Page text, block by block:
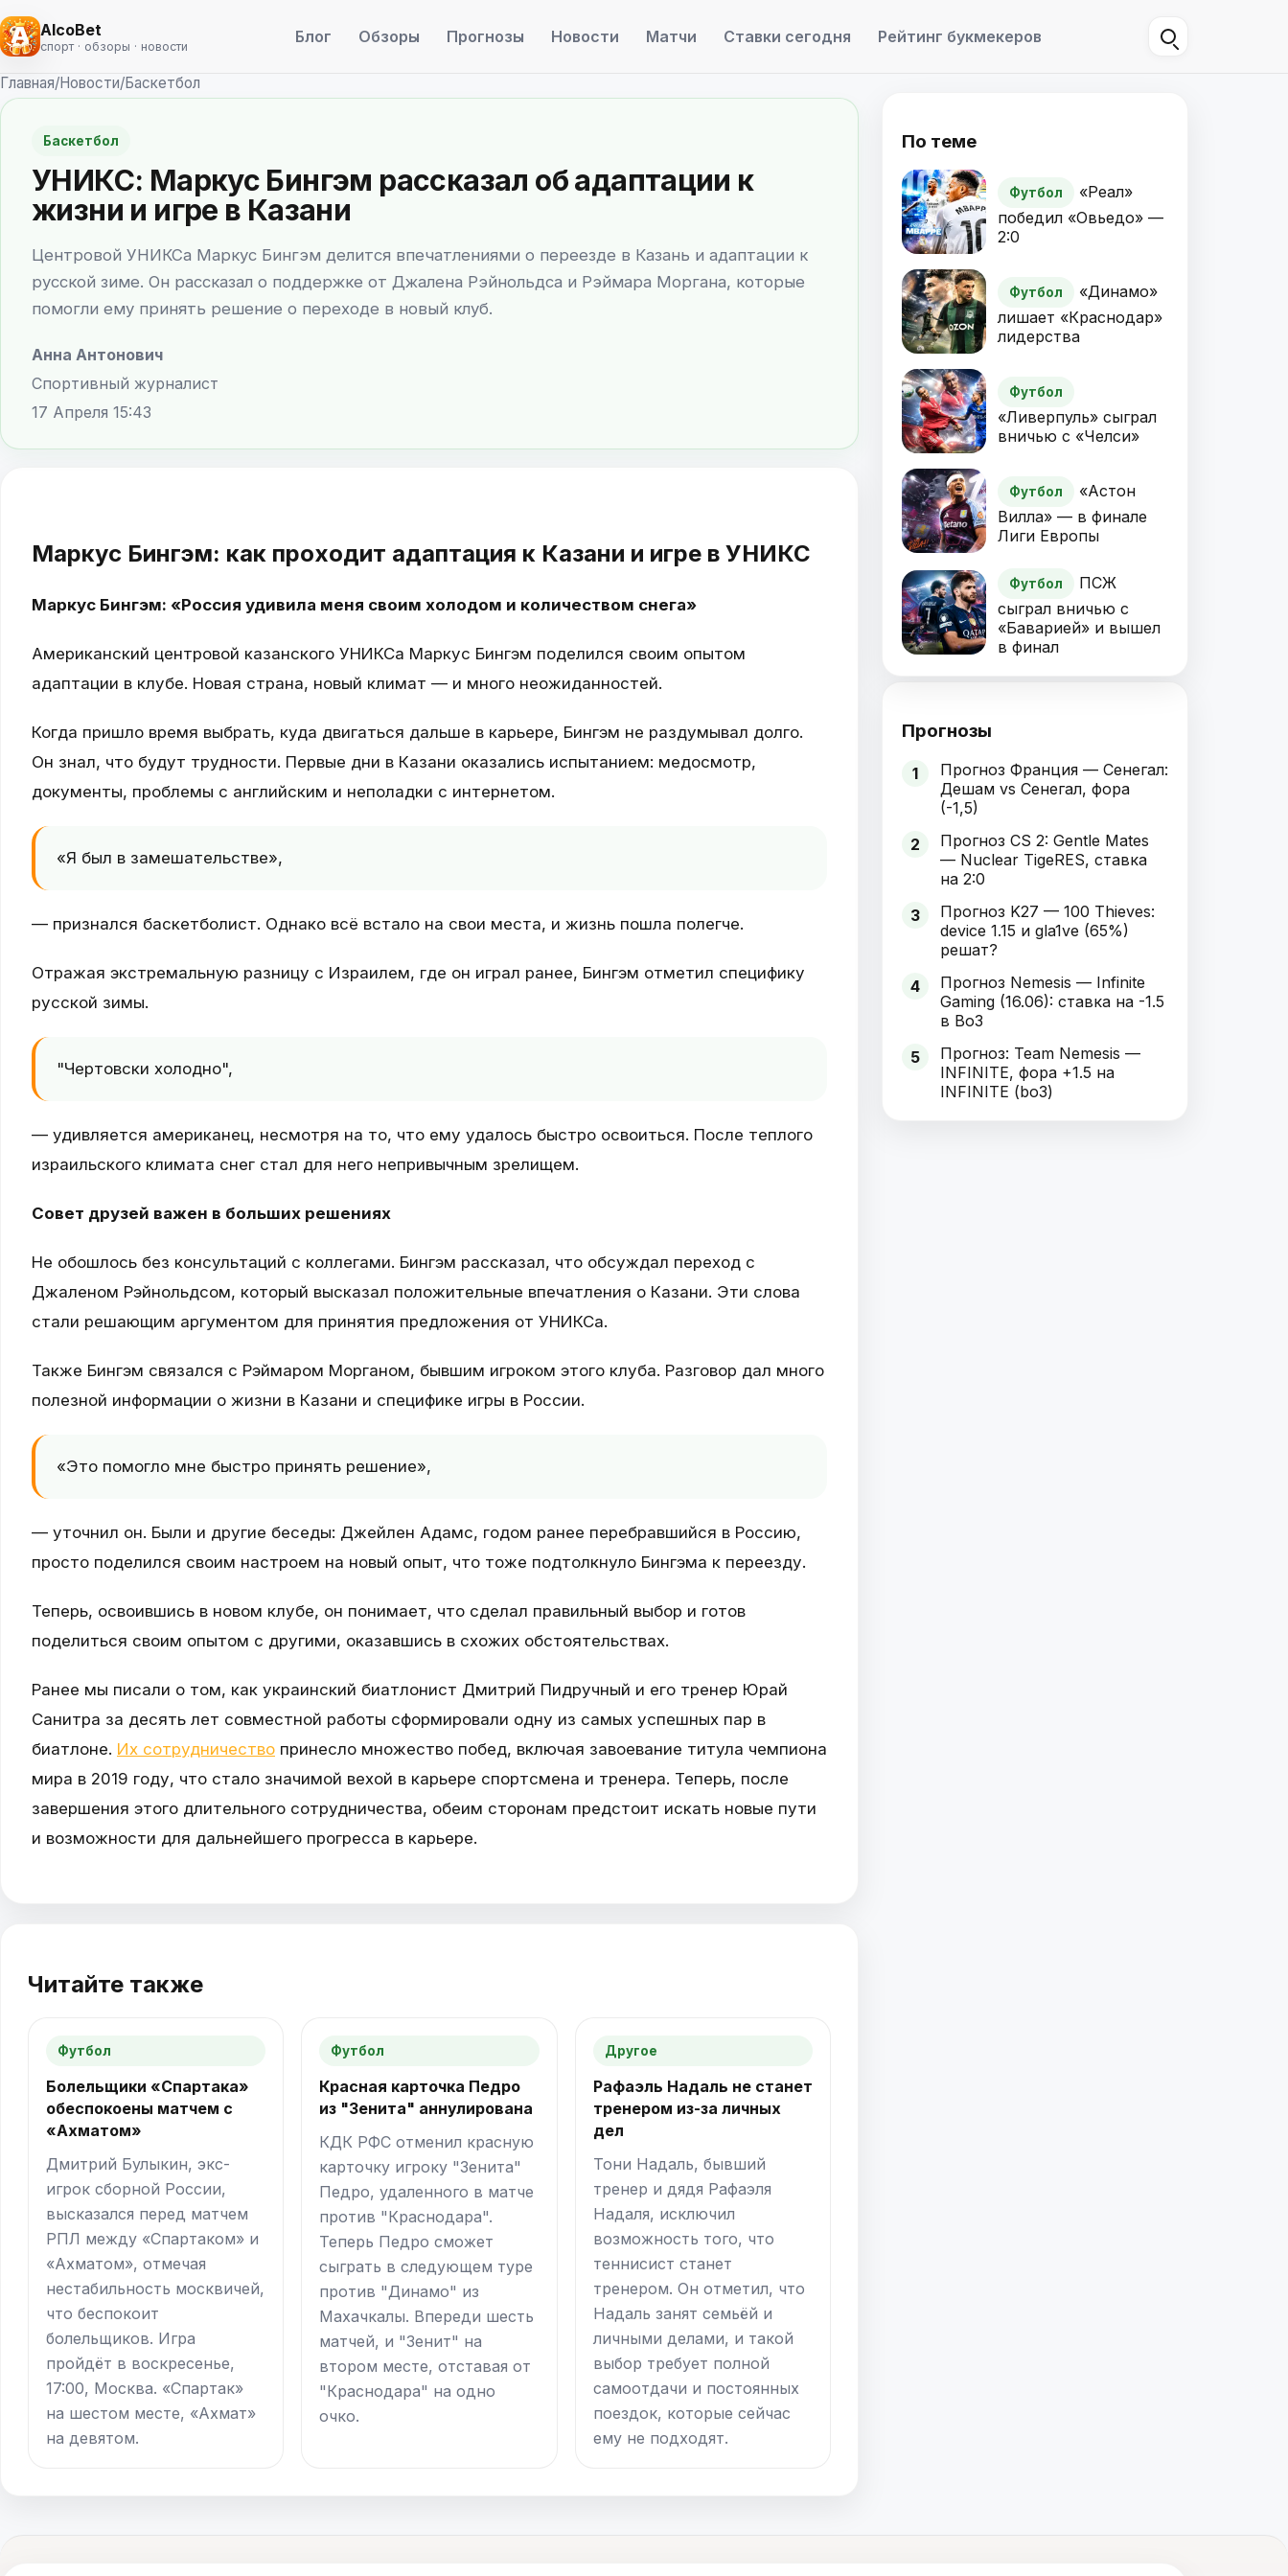
AlcoBet
спорт · обзоры · новости Блог Обзоры Прогнозы Новости Матчи Ставки сегодня Рейтинг букмекеров
Главная/Новости/Баскетбол
Баскетбол
УНИКС: Маркус Бингэм рассказал об адаптации к
жизни и игре в Казани
Центровой УНИКСа Маркус Бингэм делится впечатлениями о переезде в Казань и адаптации к
русской зиме. Он рассказал о поддержке от Джалена Рэйнольдса и Рэймара Моргана, которые
помогли ему принять решение о переходе в новый клуб.
Анна Антонович
Спортивный журналист
17 Апреля 15:43
Маркус Бингэм: как проходит адаптация к Казани и игре в УНИКС
Маркус Бингэм: «Россия удивила меня своим холодом и количеством снега»
Американский центровой казанского УНИКСа Маркус Бингэм поделился своим опытом
адаптации в клубе. Новая страна, новый климат — и много неожиданностей.
Когда пришло время выбрать, куда двигаться дальше в карьере, Бингэм не раздумывал долго.
Он знал, что будут трудности. Первые дни в Казани оказались испытанием: медосмотр,
документы, проблемы с английским и неполадки с интернетом.
«Я был в замешательстве»,
— признался баскетболист. Однако всё встало на свои места, и жизнь пошла полегче.
Отражая экстремальную разницу с Израилем, где он играл ранее, Бингэм отметил специфику
русской зимы.
"Чертовски холодно",
— удивляется американец, несмотря на то, что ему удалось быстро освоиться. После теплого
израильского климата снег стал для него непривычным зрелищем.
Совет друзей важен в больших решениях
Не обошлось без консультаций с коллегами. Бингэм рассказал, что обсуждал переход с
Джаленом Рэйнольдсом, который высказал положительные впечатления о Казани. Эти слова
стали решающим аргументом для принятия предложения от УНИКСа.
Также Бингэм связался с Рэймаром Морганом, бывшим игроком этого клуба. Разговор дал много
полезной информации о жизни в Казани и специфике игры в России.
«Это помогло мне быстро принять решение»,
— уточнил он. Были и другие беседы: Джейлен Адамс, годом ранее перебравшийся в Россию,
просто поделился своим настроем на новый опыт, что тоже подтолкнуло Бингэма к переезду.
Теперь, освоившись в новом клубе, он понимает, что сделал правильный выбор и готов
поделиться своим опытом с другими, оказавшись в схожих обстоятельствах.
Ранее мы писали о том, как украинский биатлонист Дмитрий Пидручный и его тренер Юрай
Санитра за десять лет совместной работы сформировали одну из самых успешных пар в
биатлоне. Их сотрудничество принесло множество побед, включая завоевание титула чемпиона
мира в 2019 году, что стало значимой вехой в карьере спортсмена и тренера. Теперь, после
завершения этого длительного сотрудничества, обеим сторонам предстоит искать новые пути
и возможности для дальнейшего прогресса в карьере.
Читайте также
Футбол
Болельщики «Спартака»
обеспокоены матчем с
«Ахматом»
Дмитрий Булыкин, экс-
игрок сборной России,
высказался перед матчем
РПЛ между «Спартаком» и
«Ахматом», отмечая
нестабильность москвичей,
что беспокоит
болельщиков. Игра
пройдёт в воскресенье,
17:00, Москва. «Спартак»
на шестом месте, «Ахмат»
на девятом.
Футбол
Красная карточка Педро
из "Зенита" аннулирована
КДК РФС отменил красную
карточку игроку "Зенита"
Педро, удаленного в матче
против "Краснодара".
Теперь Педро сможет
сыграть в следующем туре
против "Динамо" из
Махачкалы. Впереди шесть
матчей, и "Зенит" на
втором месте, отставая от
"Краснодара" на одно
очко.
Другое
Рафаэль Надаль не станет
тренером из-за личных
дел
Тони Надаль, бывший
тренер и дядя Рафаэля
Надаля, исключил
возможность того, что
теннисист станет
тренером. Он отметил, что
Надаль занят семьёй и
личными делами, и такой
выбор требует полной
самоотдачи и постоянных
поездок, которые сейчас
ему не подходят.
По теме
Футбол
«Реал»
победил «Овьедо» —
2:0
Футбол
«Динамо»
лишает «Краснодар»
лидерства
Футбол
«Ливерпуль» сыграл
вничью с «Челси»
Футбол
«Астон
Вилла» — в финале
Лиги Европы
Футбол
ПСЖ
сыграл вничью с
«Баварией» и вышел
в финал
Прогнозы
1
Прогноз Франция — Сенегал:
Дешам vs Сенегал, фора
(-1,5)
2
Прогноз CS 2: Gentle Mates
— Nuclear TigeRES, ставка
на 2:0
3
Прогноз K27 — 100 Thieves:
device 1.15 и gla1ve (65%)
решат?
4
Прогноз Nemesis — Infinite
Gaming (16.06): ставка на -1.5
в Bo3
5
Прогноз: Team Nemesis —
INFINITE, фора +1.5 на
INFINITE (bo3)